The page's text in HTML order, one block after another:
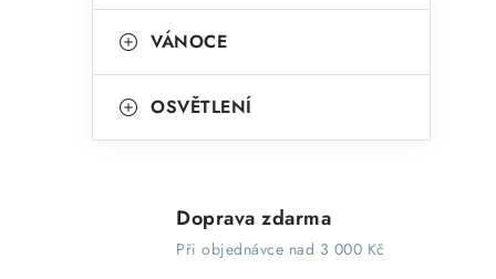
VÁNOCE
OSVĚTLENÍ
Doprava zdarma
Při objednávce nad 3 000 Kč